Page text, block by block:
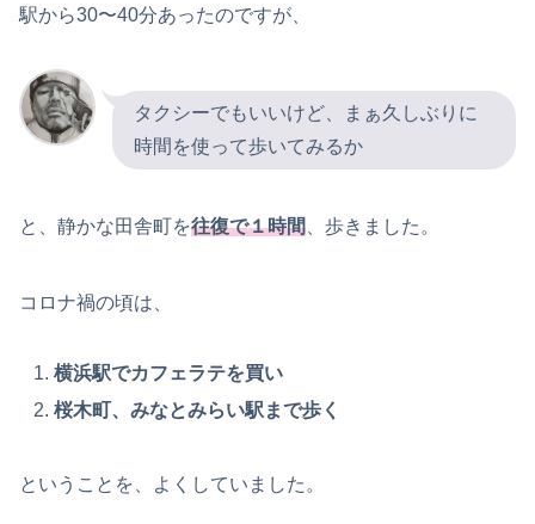
駅から30〜40分あったのですが、
タクシーでもいいけど、まぁ久しぶりに
時間を使って歩いてみるか
と、静かな田舎町を往復で１時間 、歩きました。
コロナ禍の頃は、
横浜駅でカフェラテを買い
桜木町、みなとみらい駅まで歩く
ということを、よくしていました。